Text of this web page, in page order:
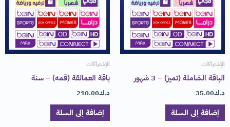
الإشتراكات
الباقة الشاملة (تميز) – 3 شهور
د.ك35.00
إضافة إلى السلة
الإشتراكات
باقة العمالقة (قمه) – سنة
د.ك210.00
إضافة إلى السلة